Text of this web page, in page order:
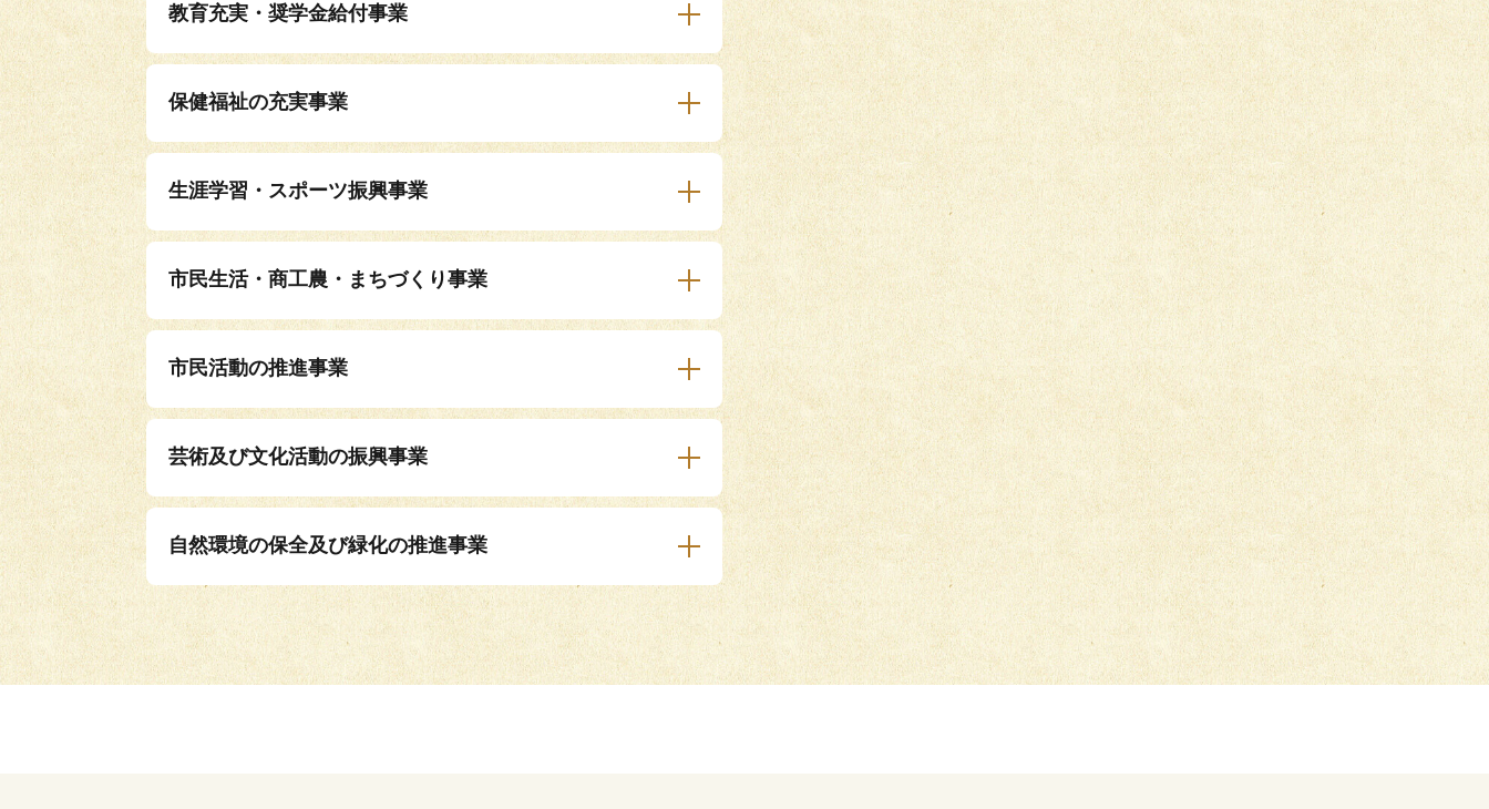
教育充実・奨学金給付事業
保健福祉の充実事業
生涯学習・スポーツ振興事業
市民生活・商工農・まちづくり事業
市民活動の推進事業
芸術及び文化活動の振興事業
自然環境の保全及び緑化の推進事業